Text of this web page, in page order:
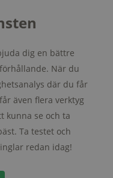
dig en bättre
När du
där du får
även flera verktyg
kunna se och ta
Ta testet och
redan idag!